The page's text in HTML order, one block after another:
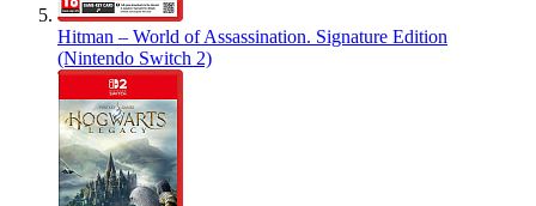
Hitman – World of Assassination. Signature Edition
(Nintendo Switch 2)